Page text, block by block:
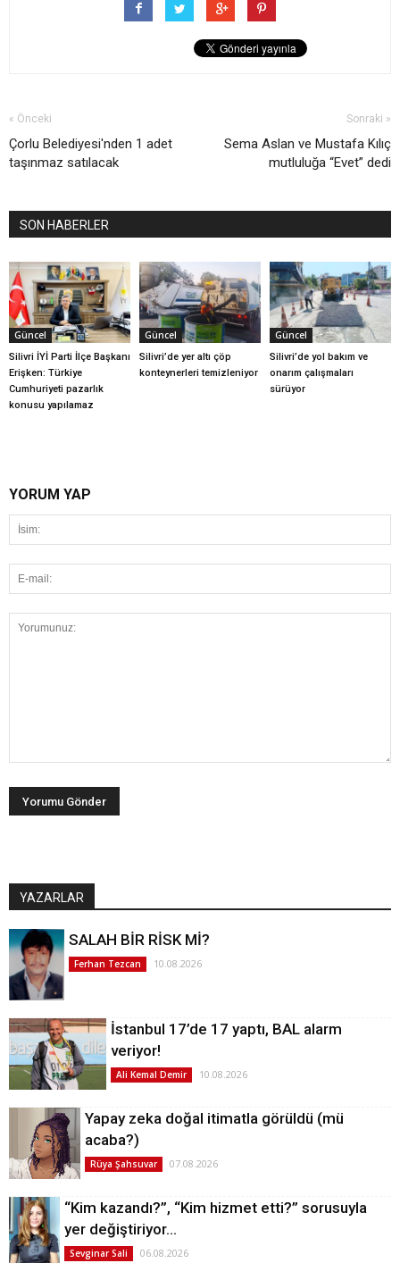
« Önceki
Çorlu Belediyesi'nden 1 adet
taşınmaz satılacak
Sonraki »
Sema Aslan ve Mustafa Kılıç
mutluluğa “Evet” dedi
SON HABERLER
Güncel
Silivri İYİ Parti İlçe Başkanı
Erişken: Türkiye
Cumhuriyeti pazarlık
konusu yapılamaz
Güncel
Silivri’de yer altı çöp
konteynerleri temizleniyor
Güncel
Silivri’de yol bakım ve
onarım çalışmaları
sürüyor
YORUM YAP
YAZARLAR
SALAH BİR RİSK Mİ?
Ferhan Tezcan 10.08.2026
İstanbul 17’de 17 yaptı, BAL alarm
veriyor!
Ali Kemal Demir 10.08.2026
Yapay zeka doğal itimatla görüldü (mü
acaba?)
Rüya Şahsuvar 07.08.2026
“Kim kazandı?”, “Kim hizmet etti?” sorusuyla
yer değiştiriyor…
Sevginar Sali 06.08.2026